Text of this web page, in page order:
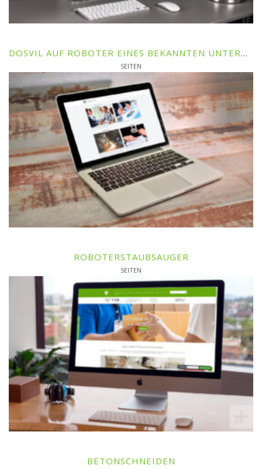
DOSVІL AUF ROBOTER EINES BEKANNTEN UNTERNEHMENS - TOV PROFTEKHEKSPERTIZA
SEITEN
ROBOTERSTAUBSAUGER
SEITEN
BETONSCHNEIDEN